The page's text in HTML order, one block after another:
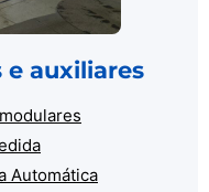
e auxiliares
Automática